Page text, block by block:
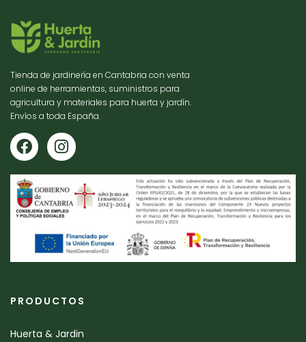
Tienda de jardinería en Cantabria con venta
online de herramientas, suministros para
agricultura y materiales para huerta y jardín.
Envíos a toda España.
PRODUCTOS
Huerta & Jardin